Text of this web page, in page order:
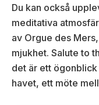
Du kan också
meditativa
av Orgue des
mjukhet. Salute to
det är ett
havet, ett möte